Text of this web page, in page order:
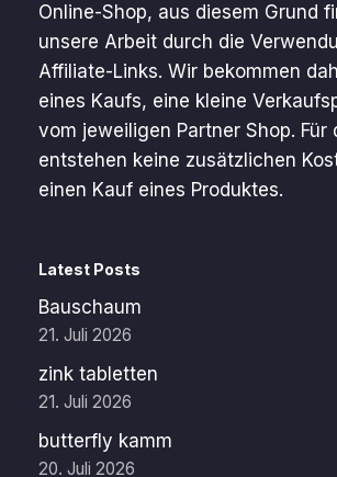
Online-Shop, aus diesem Grund
unsere Arbeit durch die
Affiliate-Links. Wir bekommen
eines Kaufs, eine kleine
vom jeweiligen Partner Shop. Für
entstehen keine zusätzlichen
einen Kauf eines Produktes.
Latest Posts
Bauschaum
21. Juli 2026
zink tabletten
21. Juli 2026
butterfly kamm
20. Juli 2026